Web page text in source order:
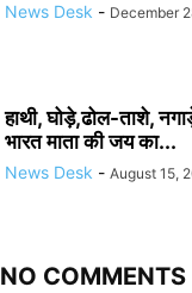
News Desk - December
हाथी, घोड़े,ढोल-ताशे,
भारत माता की जय का...
News Desk - August 15,
NO COMMENTS